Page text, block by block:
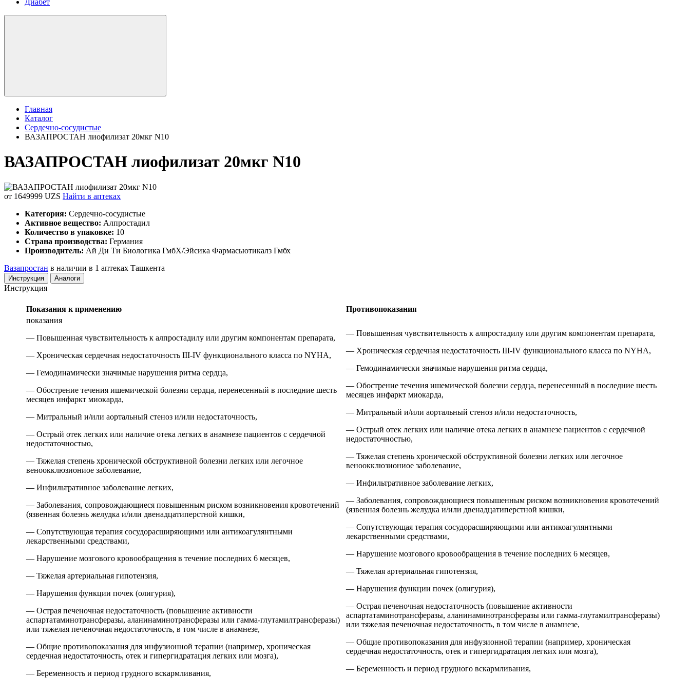
Диабет
Главная
Каталог
Сердечно-сосудистые
ВАЗАПРОСТАН лиофилизат 20мкг N10
ВАЗАПРОСТАН лиофилизат 20мкг N10
от 1649999 UZS Найти в аптеках
Категория: Сердечно-сосудистые
Активное вещество: Алпростадил
Количество в упаковке: 10
Страна производства: Германия
Производитель: Ай Ди Ти Биологика ГмбХ/Эйсика Фармасьютикалз Гмбх
Вазапростан в наличии в 1 аптеках Ташкента
Инструкция Аналоги
Инструкция
Показания к применению
Противопоказания
показания
— Повышенная чувствительность к алпростадилу или другим компонентам препарата,
— Хроническая сердечная недостаточность III-IV функционального класса по NYHA,
— Гемодинамически значимые нарушения ритма сердца,
— Обострение течения ишемической болезни сердца, перенесенный в последние шесть
месяцев инфаркт миокарда,
— Митральный и/или аортальный стеноз и/или недостаточность,
— Острый отек легких или наличие отека легких в анамнезе пациентов с сердечной
недостаточностью,
— Тяжелая степень хронической обструктивной болезни легких или легочное
веноокклюзиониое заболевание,
— Инфильтративное заболевание легких,
— Заболевания, сопровождающиеся повышенным риском возникновения кровотечений
(язвенная болезнь желудка и/или двенадцатиперстной кишки,
— Сопутствующая терапия сосудорасширяющими или антикоагулянтными
лекарственными средствами,
— Нарушение мозгового кровообращения в течение последних 6 месяцев,
— Тяжелая артериальная гипотензия,
— Нарушения функции почек (олигурия),
— Острая печеночная недостаточность (повышение активности
аспартатаминотрансферазы, аланинаминотрансферазы или гамма-глутамилтрансферазы)
или тяжелая печеночная недостаточность, в том числе в анамнезе,
— Общие противопоказания для инфузионной терапии (например, хроническая
сердечная недостаточность, отек и гипергидратация легких или мозга),
— Беременность и период грудного вскармливания,
— Повышенная чувствительность к алпростадилу или другим компонентам препарата,
— Хроническая сердечная недостаточность III-IV функционального класса по NYHA,
— Гемодинамически значимые нарушения ритма сердца,
— Обострение течения ишемической болезни сердца, перенесенный в последние шесть
месяцев инфаркт миокарда,
— Митральный и/или аортальный стеноз и/или недостаточность,
— Острый отек легких или наличие отека легких в анамнезе пациентов с сердечной
недостаточностью,
— Тяжелая степень хронической обструктивной болезни легких или легочное
веноокклюзиониое заболевание,
— Инфильтративное заболевание легких,
— Заболевания, сопровождающиеся повышенным риском возникновения кровотечений
(язвенная болезнь желудка и/или двенадцатиперстной кишки,
— Сопутствующая терапия сосудорасширяющими или антикоагулянтными
лекарственными средствами,
— Нарушение мозгового кровообращения в течение последних 6 месяцев,
— Тяжелая артериальная гипотензия,
— Нарушения функции почек (олигурия),
— Острая печеночная недостаточность (повышение активности
аспартатаминотрансферазы, аланинаминотрансферазы или гамма-глутамилтрансферазы)
или тяжелая печеночная недостаточность, в том числе в анамнезе,
— Общие противопоказания для инфузионной терапии (например, хроническая
сердечная недостаточность, отек и гипергидратация легких или мозга),
— Беременность и период грудного вскармливания,